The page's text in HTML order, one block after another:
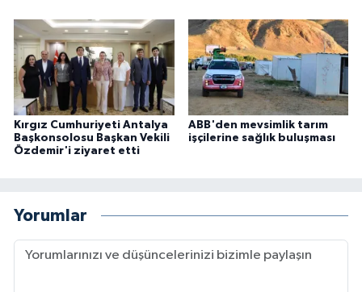
Kırgız Cumhuriyeti Antalya
Başkonsolosu Başkan Vekili
Özdemir'i ziyaret etti
ABB'den mevsimlik tarım
işçilerine sağlık buluşması
Yorumlar